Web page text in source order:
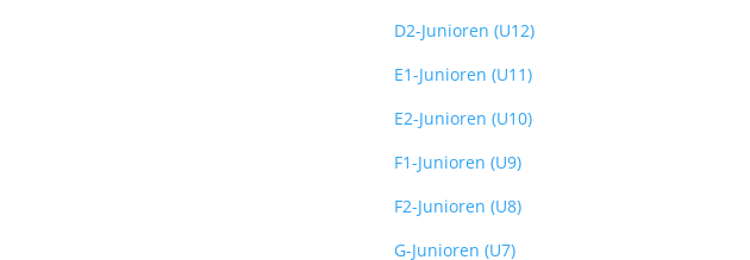
D2-Junioren (U12)
E1-Junioren (U11)
E2-Junioren (U10)
F1-Junioren (U9)
F2-Junioren (U8)
G-Junioren (U7)